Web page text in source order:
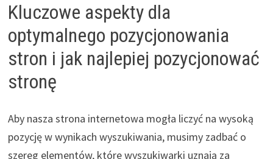
Kluczowe aspekty dla
optymalnego pozycjonowania
stron i jak najlepiej pozycjonować
stronę
Aby nasza strona internetowa mogła liczyć na wysoką
pozycję w wynikach wyszukiwania, musimy zadbać o
szereg elementów, które wyszukiwarki uznają za